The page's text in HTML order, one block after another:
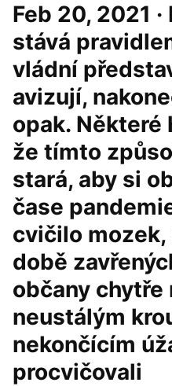
Feb 20, 2021
stává
vládní
avizují,
opak. Některé
že tímto
stará, aby si
čase
cvičilo
době
občany chytře
neustálým
nekončícím
procvičovali